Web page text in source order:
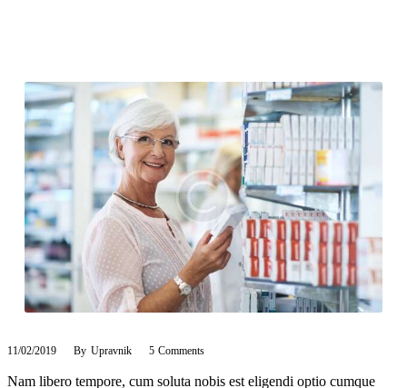
11/02/2019 By Upravnik 5 Comments
Nam libero tempore, cum soluta nobis est eligendi optio cumque